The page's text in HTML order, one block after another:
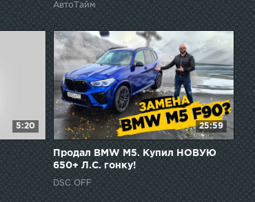
АвтоТайм
5:20 25:59
Продал BMW M5. Купил НОВУЮ
650+ Л.С. гонку!
DSC OFF